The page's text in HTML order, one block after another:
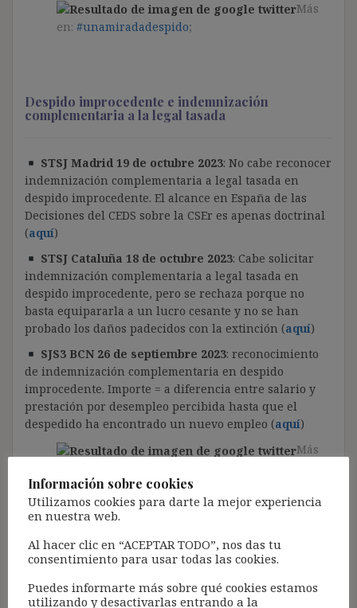
Más
en: #unamiradadespido;
Despido improcedente e indemnización
complementaria a la legal tasada
STSJ Madrid 19 de octubre 2023: No cabe reconocer
indemnización complementaria a legal tasada en
despido improcedente. El alcance en España de las
Decisiones del CEDS sobre la CSEr es apenas doctrinal
(aquí)
STSJ Cataluña 18 de octubre 2023: Cabe solicitar
indemnización complementaria a legal tasada en
despido improcedente, pero se rechaza porque no
basta equipararla a un lucro cesante y no se han
probado los daños padecidos con la extinción (aquí)
SJS3 BCN 26 de septiembre 2023: reconocimiento
de indemnización complementaria en despido
improcedente. Importe = a diferencia entre salario y
prestación por desempleo percibida hasta que el
despedido ha encontrado un nuevo empleo (aquí)
Más
Despido y DDFF
STS 12 de diciembre 2023: Despido injustificado de
Información sobre cookies
Utilizamos cookies para darte la mejor experiencia
en nuestra web.
Al hacer clic en “ACEPTAR TODO”, nos das tu
consentimiento para usar todas las cookies.
Puedes informarte más sobre qué cookies estamos
utilizando y desactivarlas entrando a la